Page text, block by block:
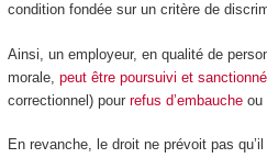
condition fondée sur un critère de
Ainsi, un employeur, en qualité de
morale, peut être poursuivi et sanctionné
correctionnel) pour refus d’embaucheou
En revanche, le droit ne prévoit pas